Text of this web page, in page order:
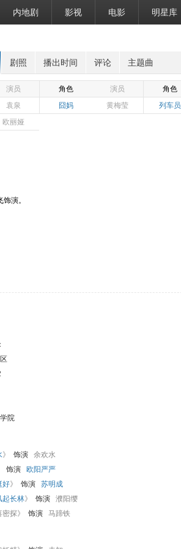
内地剧 影视 电影 明星库
剧照 播出时间 评论 主题曲
演员 角色 演员 角色
袁泉
囧妈 黄梅莹 列车员
欧丽娅
演。
院
》 饰演
余欢水
饰演
欧阳严严
好》 饰演
苏明成
起长林》 饰演
濮阳缨
探》
饰演 马蹄铁